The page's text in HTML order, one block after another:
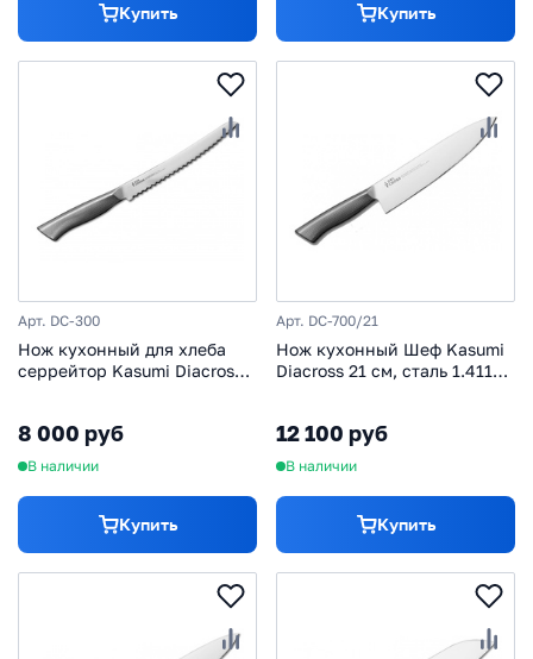
Купить Купить
Арт. DC-300
Нож кухонный для хлеба
серрейтор Kasumi Diacross
8 000 руб
В наличии
Купить
Арт. DC-700/21
Нож кухонный Шеф Kasumi
Diacross 21 см, сталь 1.4116,
12 100 руб
В наличии
Купить